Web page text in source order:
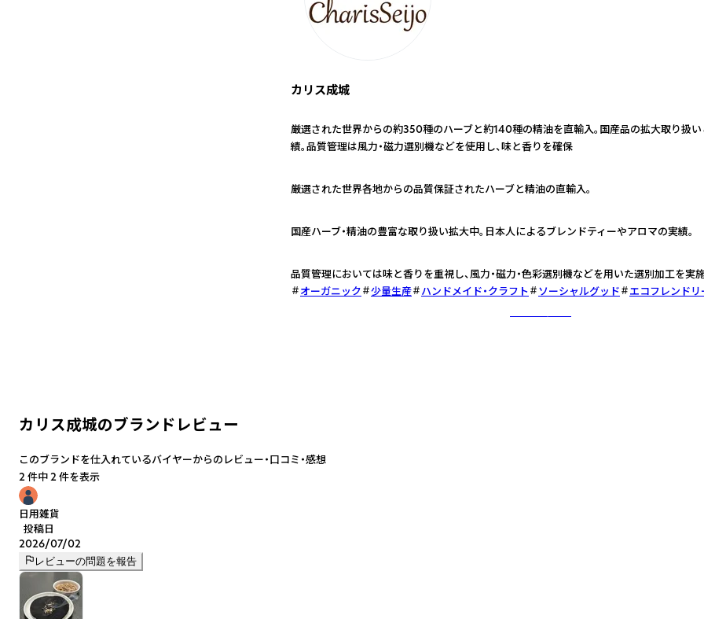
カリス成城
厳選された世界からの約350種のハーブと約140種の精油を直輸入。国産品の拡大取り扱
績。品質管理は風力・磁力選別機などを使用し、味と香りを確保
厳選された世界各地からの品質保証されたハーブと精油の直輸入。
国産ハーブ・精油の豊富な取り扱い拡大中。日本人によるブレンドティーやアロマの実績。
品質管理においては味と香りを重視し、風力・磁力・色彩選別機などを用いた選別加工を実施
オーガニック
少量生産 ハンドメイド・クラフト ソーシャルグッド
エコフレンドリ
カリス成城のブランドレビュー
このブランドを仕入れているバイヤーからのレビュー・口コミ・感想
2 件中 2 件を表示
日用雑貨
投稿日
2026/07/02
レビューの問題を報告